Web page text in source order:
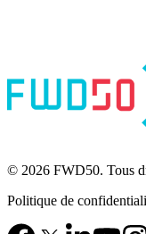
© 2026 FWD50. Tous
Politique de